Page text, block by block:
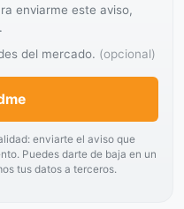
enviarme este aviso,
.
del mercado. (opcional)
enviarte el aviso que
Puedes darte de baja en un
tus datos a terceros.